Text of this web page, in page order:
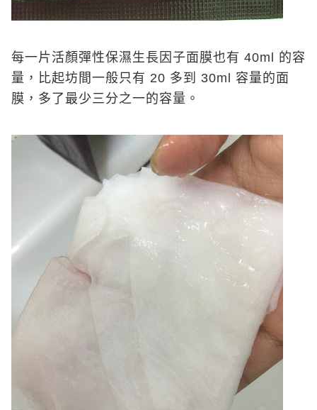
每一片活顏彈性保濕生長因子面膜也有 40ml 的容
量，比起坊間一般只有 20 多到 30ml 容量的面
膜，多了最少三分之一的容量。